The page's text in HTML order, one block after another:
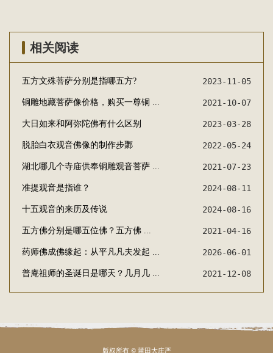
相关阅读
五方文殊菩萨分别是指哪五方? 2023-11-05
铜雕地藏菩萨像价格，购买一尊铜 ... 2021-10-07
大日如来和阿弥陀佛有什么区别 2023-03-28
脱胎白衣观音佛像的制作步鄹 2022-05-24
湖北哪几个寺庙供奉铜雕观音菩萨 ... 2021-07-23
准提观音是指谁？ 2024-08-11
十五观音的来历及传说 2024-08-16
五方佛分别是哪五位佛？五方佛 ... 2021-04-16
药师佛成佛缘起：从平凡凡夫发起 ... 2026-06-01
普庵祖师的圣诞日是哪天？几月几 ... 2021-12-08
版权所有 © 莆田大庄严